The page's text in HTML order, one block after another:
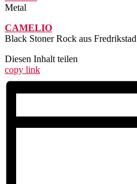
Metal
CAMELIO
Black Stoner Rock aus Fredrikstad
Diesen Inhalt teilen
copy link